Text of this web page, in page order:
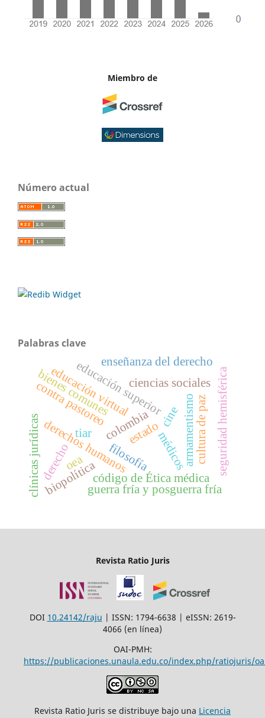
Miembro de
Número actual
Palabras clave
derechos humanos médicos
código de Ética médica
colombia
educación superior
educación virtualciencias sociales
clínicas jurídicas
enseñanza del derecho
seguridad hemisférica
guerra fría y posguerra fría
armamentismo
tiar
oea
contra pastoreo
estado
biopolítica
filosofía cultura de paz
bienes comunes cine
derecho
Revista Ratio Juris
DOI 10.24142/raju | ISSN: 1794-6638 | eISSN: 2619-
4066 (en línea)
OAI-PMH:
https://publicaciones.unaula.edu.co/index.php/ratiojuris/
Revista Ratio Juris se distribuye bajo una Licencia